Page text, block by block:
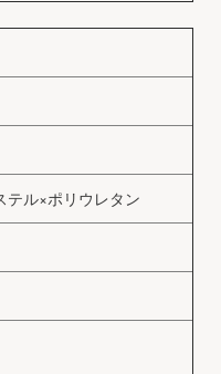
テル×ポリウレタン